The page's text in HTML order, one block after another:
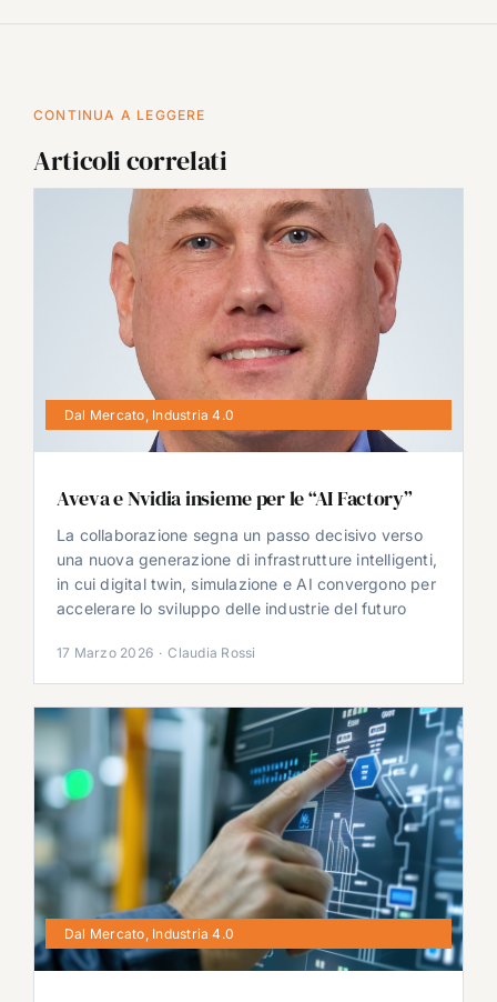
CONTINUA A LEGGERE
Articoli correlati
Dal Mercato, Industria 4.0
Aveva e Nvidia insieme per le “AI Factory”
La collaborazione segna un passo decisivo verso
una nuova generazione di infrastrutture intelligenti,
in cui digital twin, simulazione e AI convergono per
accelerare lo sviluppo delle industrie del futuro
17 Marzo 2026 · Claudia Rossi
Dal Mercato, Industria 4.0